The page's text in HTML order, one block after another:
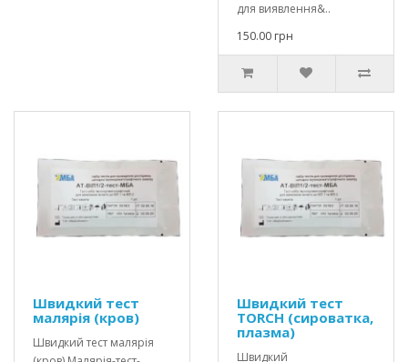
для виявлення&..
150.00 грн
Швидкий тест
малярія (кров)
Швидкий тест малярія
Швидкий тест
ТORCH (сироватка,
плазма)
Швидкий